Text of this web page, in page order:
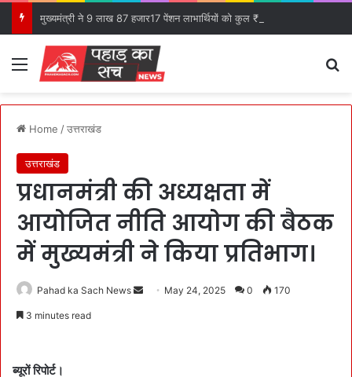
Menu
Home /उत्तराखंड
उत्तराखंड
प्रधानमंत्री की अध्यक्षता में
आयोजित नीति आयोग की बैठक
में मुख्यमंत्री ने किया प्रतिभाग।
Pahad ka Sach News May 24, 2025 0 170
3 minutes read
ब्यूरों रिपोर्ट।